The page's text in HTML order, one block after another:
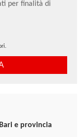
per finalità di
e provincia